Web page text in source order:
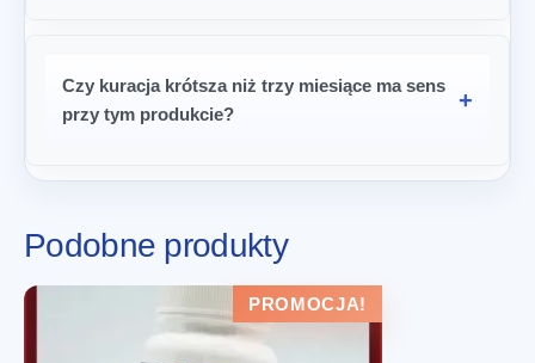
Czy kuracja krótsza niż trzy miesiące ma sens
przy tym produkcie?
Podobne produkty
PROMOCJA!